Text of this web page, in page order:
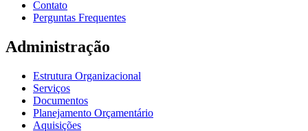
Contato
Perguntas Frequentes
Administração
Estrutura Organizacional
Serviços
Documentos
Planejamento Orçamentário
Aquisições